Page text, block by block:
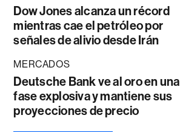
Dow Jones alcanza un récord
mientras cae el petróleo por
señales de alivio desde Irán
MERCADOS
Deutsche Bank ve al oro en una
fase explosiva y mantiene sus
proyecciones de precio